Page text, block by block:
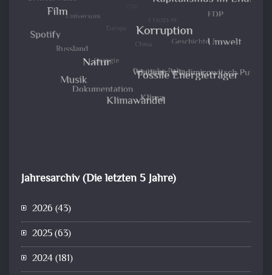
Jahresarchiv (Die letzten 5 Jahre)
2026 (43)
2025(63)
2024(181)